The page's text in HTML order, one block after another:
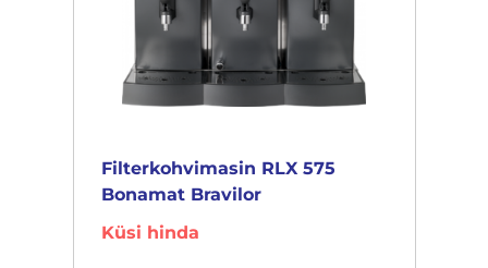
Filterkohvimasin RLX 575
Bonamat Bravilor
Küsi hinda